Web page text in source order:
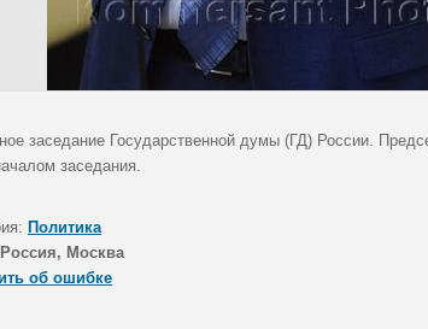
заседание Государственной думы (ГД) России.
заседания.
Политика
Россия, Москва
об ошибке